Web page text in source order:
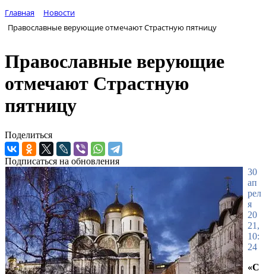
Главная
Новости
Православные верующие отмечают Страстную пятницу
Православные верующие
отмечают Страстную
пятницу
Поделиться
Подписаться на обновления
30
ап
рел
я
20
21,
10:
24
«С